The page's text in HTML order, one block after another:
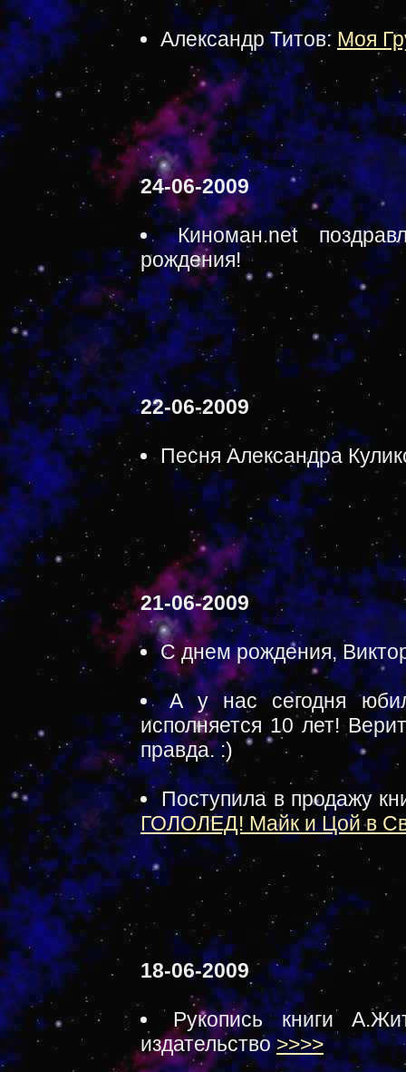
Александр Титов: Моя
24-06-2009
Киноман.net
рождения!
22-06-2009
Песня Александра
21-06-2009
С днем рождения,
А у нас сегодня
исполняется 10 лет!
правда. :)
Поступила в продажу
ГОЛОЛЕД! Майк и Цой в
18-06-2009
Рукопись книги
издательство>>>>